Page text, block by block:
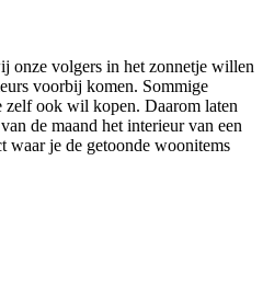
onze volgers in het zonnetje willen
voorbij komen. Sommige
ook wil kopen. Daarom laten
de maand het interieur van een
waar je de getoonde woonitems